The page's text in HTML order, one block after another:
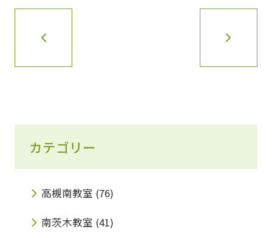
カテゴリー
高槻南教室 (76)
南茨木教室 (41)